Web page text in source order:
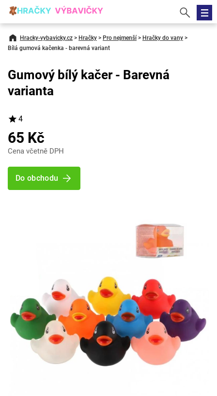
Hracky-vybavicky.cz > Hračky > Pro nejmenší > Hračky do vany >
Bílá gumová kačenka - barevná variant
Gumový bílý kačer - Barevná
varianta
4
65 Kč
Cena včetně DPH
Do obchodu